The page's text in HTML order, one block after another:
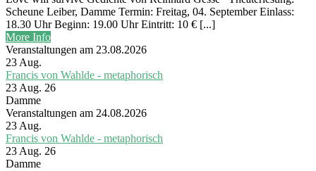
Scheune Leiber, Damme Termin: Freitag, 04. September Einlass:
18.30 Uhr Beginn: 19.00 Uhr Eintritt: 10 € [...]
More Info
Veranstaltungen am 23.08.2026
23Aug.
Francis von Wahlde - metaphorisch
23 Aug. 26
Damme
Veranstaltungen am 24.08.2026
23Aug.
Francis von Wahlde - metaphorisch
23 Aug. 26
Damme